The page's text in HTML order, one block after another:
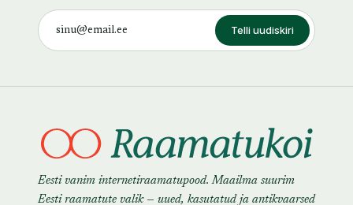
Telli uudiskiri
Eesti vanim internetiraamatupood. Maailma suurim
Eesti raamatute valik — uued, kasutatud ja antikvaarsed